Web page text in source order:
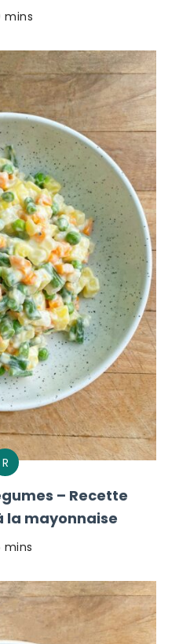
mins
R
– Recette
la mayonnaise
mins